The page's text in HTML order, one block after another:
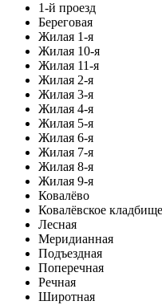
1-й проезд
Береговая
Жилая 1-я
Жилая 10-я
Жилая 11-я
Жилая 2-я
Жилая 3-я
Жилая 4-я
Жилая 5-я
Жилая 6-я
Жилая 7-я
Жилая 8-я
Жилая 9-я
Ковалёво
Ковалёвское кладбище
Лесная
Меридианная
Подъездная
Поперечная
Речная
Широтная